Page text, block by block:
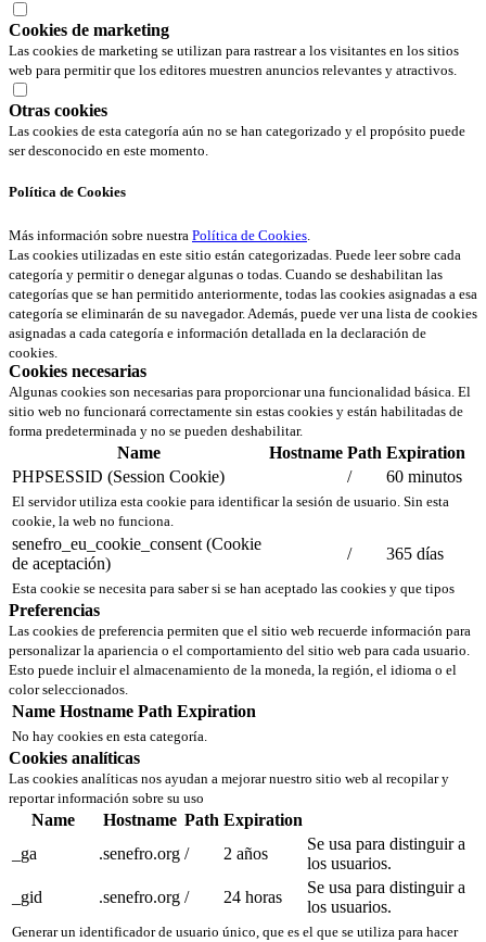
Cookies de marketing
Las cookies de marketing se utilizan para rastrear a los visitantes en los sitios
web para permitir que los editores muestren anuncios relevantes y atractivos.
Otras cookies
Las cookies de esta categoría aún no se han categorizado y el propósito puede
ser desconocido en este momento.
Política de Cookies
Más información sobre nuestra Política de Cookies.
Las cookies utilizadas en este sitio están categorizadas. Puede leer sobre cada
categoría y permitir o denegar algunas o todas. Cuando se deshabilitan las
categorías que se han permitido anteriormente, todas las cookies asignadas a esa
categoría se eliminarán de su navegador. Además, puede ver una lista de cookies
asignadas a cada categoría e información detallada en la declaración de
cookies.
Cookies necesarias
Algunas cookies son necesarias para proporcionar una funcionalidad básica. El
sitio web no funcionará correctamente sin estas cookies y están habilitadas de
forma predeterminada y no se pueden deshabilitar.
Name Hostname Path Expiration
PHPSESSID (Session Cookie)
/ 60 minutos
El servidor utiliza esta cookie para identificar la sesión de usuario. Sin esta
cookie, la web no funciona.
senefro_eu_cookie_consent (Cookie
de aceptación)
/ 365 días
Esta cookie se necesita para saber si se han aceptado las cookies y que tipos
Preferencias
Las cookies de preferencia permiten que el sitio web recuerde información para
personalizar la apariencia o el comportamiento del sitio web para cada usuario.
Esto puede incluir el almacenamiento de la moneda, la región, el idioma o el
color seleccionados.
Name Hostname Path Expiration
No hay cookies en esta categoría.
Cookies analíticas
Las cookies analíticas nos ayudan a mejorar nuestro sitio web al recopilar y
reportar información sobre su uso
Name Hostname Path Expiration
_ga
.senefro.org / 2 años
Se usa para distinguir a
los usuarios.
_gid
.senefro.org / 24 horas
Se usa para distinguir a
los usuarios.
Generar un identificador de usuario único, que es el que se utiliza para hacer